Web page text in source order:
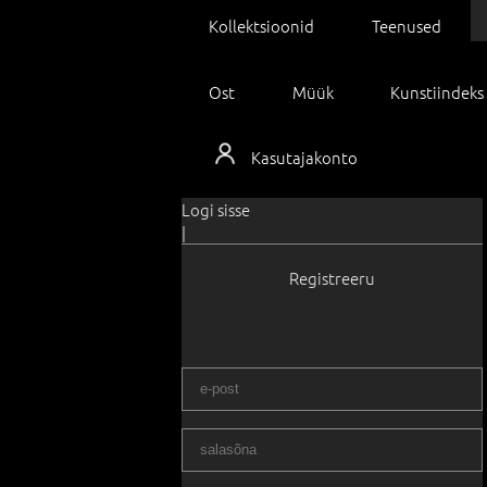
Kollektsioonid Teenused
Ost Müük Kunstiindeks
Kasutajakonto
Logi sisse
|
Registreeru